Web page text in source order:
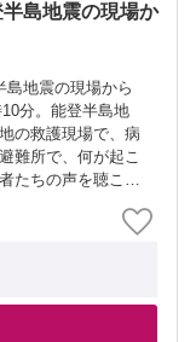
島地震の現場か
島地震の現場から
分。能登半島地
の救護現場で、病
難所で、何が起こ
たちの声を聴こ
。 ≫ 「救急医学」
ーはこちら ≫